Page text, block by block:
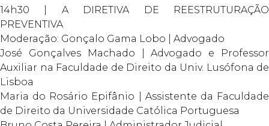
14h30 | A DIRETIVA DE REESTRUTURAÇÃO
PREVENTIVA
Moderação: Gonçalo Gama Lobo | Advogado
José Gonçalves Machado | Advogado e Professor
Auxiliar na Faculdade de Direito da Univ. Lusófona de
Lisboa
Maria do Rosário Epifânio | Assistente da Faculdade
de Direito da Universidade Católica Portuguesa